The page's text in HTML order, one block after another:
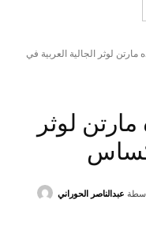
لوثر الجالية العربية في
لوثر
عبدالناصر الحوراني